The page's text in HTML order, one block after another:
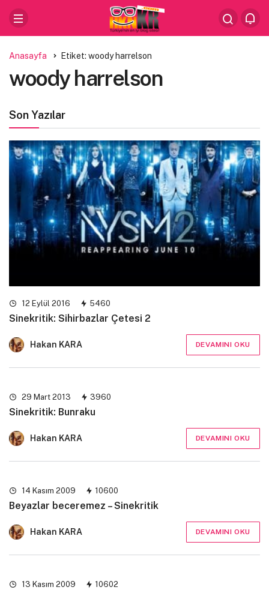
Anasayfa Etiket: woody harrelson
woody harrelson
Son Yazılar
12 Eylül 2016 5460
Sinekritik: Sihirbazlar Çetesi 2
Hakan KARA DEVAMINI OKU
29 Mart 2013 3960
Sinekritik: Bunraku
Hakan KARA DEVAMINI OKU
14 Kasım 2009 10600
Beyazlar beceremez – Sinekritik
Hakan KARA DEVAMINI OKU
13 Kasım 2009 10602